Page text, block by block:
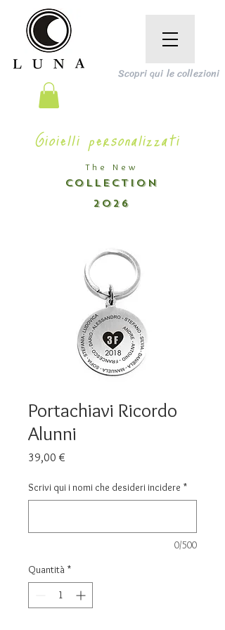
The New
COLLECTION
2026
Scopri qui le collezioni
Gioielli personalizzati
Portachiavi Ricordo
Alunni
39,00 €
Scrivi qui i nomi che desideri incidere *
0/500
Quantità *